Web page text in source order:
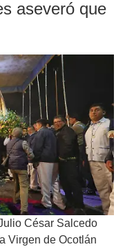
aseveró que
César Salcedo
Virgen de Ocotlán